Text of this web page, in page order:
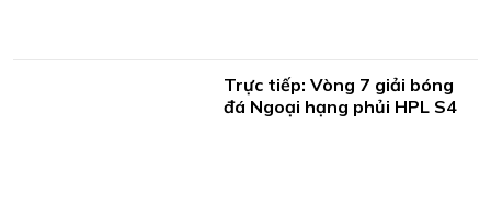
Trực tiếp: Vòng 7 giải bóng
đá Ngoại hạng phủi HPL S4